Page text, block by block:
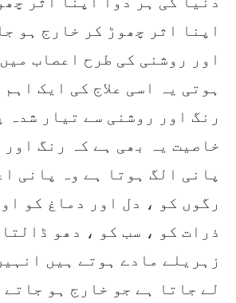
اپنا اثر چھوڑ کر خارج ہو
اور روشنی کی طرح اعصاب
ہوتی یہ اسی علاج کی ایک
رنگ اور روشنی سے تیار شدہ
خاصیت یہ بھی ہے کہ رنگ اور
پانی الگ ہوتا ہے وہ پانی
رگوں کو ، دل اور دماغ کو
ذرات کو ، سب کو ، دھو
زہریلے مادے ہوتے ہیں
لے جاتا ہے جو خارج ہو جاتے